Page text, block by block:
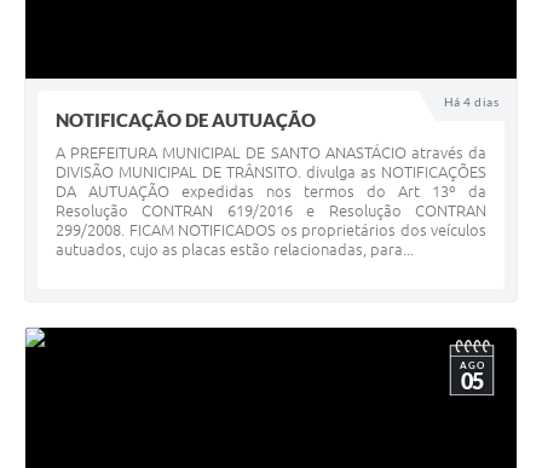
Há 4 dias
NOTIFICAÇÃO DE AUTUAÇÃO
A PREFEITURA MUNICIPAL DE SANTO ANASTÁCIO através da
DIVISÃO MUNICIPAL DE TRÂNSITO. divulga as NOTIFICAÇÕES
DA AUTUAÇÃO expedidas nos termos do Art 13º da
Resolução CONTRAN 619/2016 e Resolução CONTRAN
299/2008. FICAM NOTIFICADOS os proprietários dos veículos
autuados, cujo as placas estão relacionadas, para...
AGO
05